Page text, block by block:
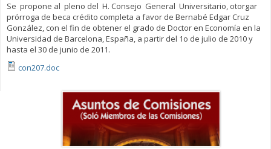
Se propone al pleno del H. Consejo General Universitario, otorgar
prórroga de beca crédito completa a favor de Bernabé Edgar Cruz
González, con el fin de obtener el grado de Doctor en Economía en la
Universidad de Barcelona, España, a partir del 1o de julio de 2010 y
hasta el 30 de junio de 2011.
con207.doc